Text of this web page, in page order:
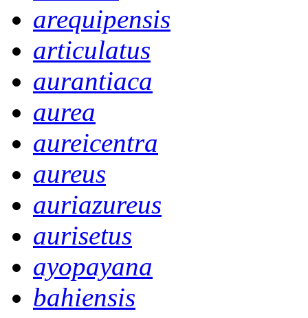
arequipensis
articulatus
aurantiaca
aurea
aureicentra
aureus
auriazureus
aurisetus
ayopayana
bahiensis